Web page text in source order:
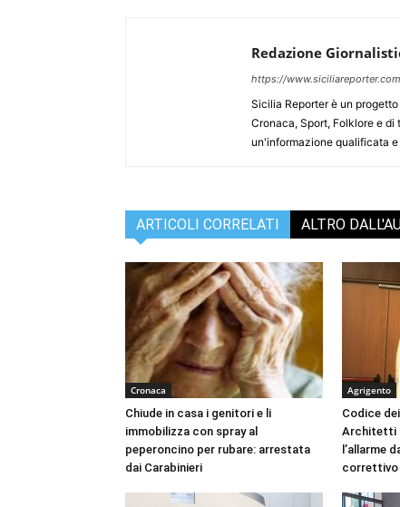
Redazione
https://www.siciliareporter.com
Sicilia Reporter è un
Cronaca, Sport, Folklore e
un'informazione qualificata
ARTICOLI CORRELATI ALTRO
Cronaca
Chiude in casa i genitori e li
immobilizza con spray al
peperoncino per rubare: arrestata
dai Carabinieri
Agrigento
Codice
Architetti
l’allarme
correttivo